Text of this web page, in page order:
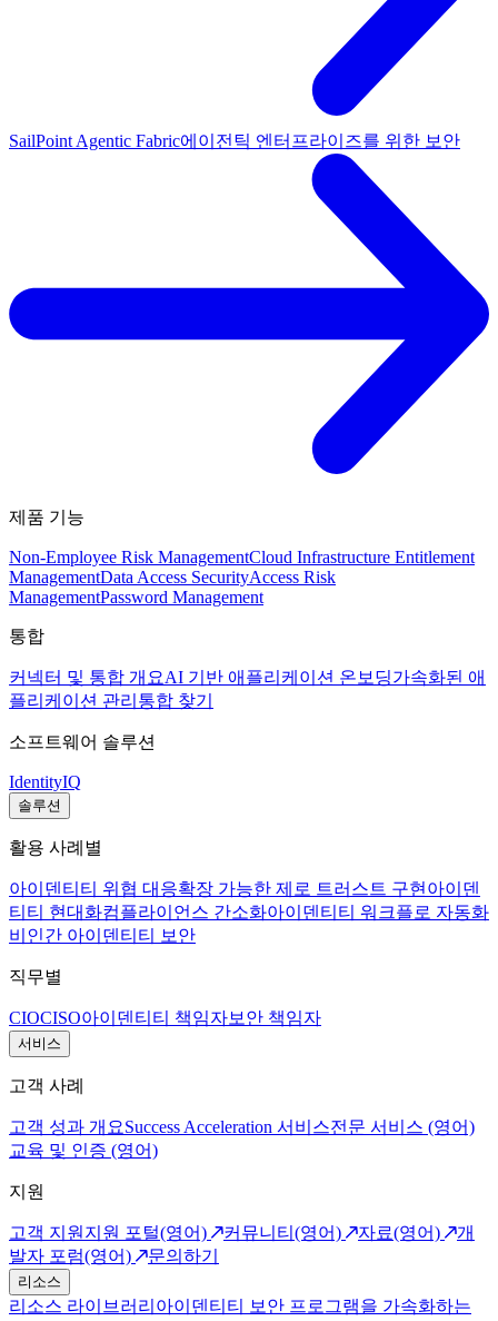
SailPoint Agentic Fabric에이전틱 엔터프라이즈를 위한 보안
제품 기능
Non-Employee Risk ManagementCloud Infrastructure Entitlement
ManagementData Access SecurityAccess Risk
ManagementPassword Management
통합
커넥터 및 통합 개요AI 기반 애플리케이션 온보딩가속화된 애
플리케이션 관리 통합 찾기
소프트웨어 솔루션
IdentityIQ
솔루션
활용 사례별
아이덴티티 위협 대응확장 가능한 제로 트러스트 구현 아이덴
티티 현대화컴플라이언스 간소화아이덴티티 워크플로 자동화
비인간 아이덴티티 보안
직무별
CIOCISO아이덴티티 책임자보안 책임자
서비스
고객 사례
고객 성과 개요Success Acceleration 서비스전문 서비스 (영어)
교육 및 인증 (영어)
지원
고객 지원 지원 포털(영어) 커뮤니티(영어) 자료(영어)
개
발자 포럼(영어)
문의하기
리소스
리소스 라이브러리 아이덴티티 보안 프로그램을 가속화하는